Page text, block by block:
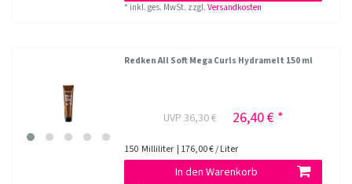
* inkl. ges. MwSt. zzgl.Versandkosten
Redken All Soft Mega Curls Hydramelt 150 ml
UVP 36,30 € 26,40 € *
150 Milliliter | 176,00 € / Liter
In den Warenkorb